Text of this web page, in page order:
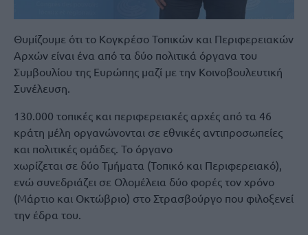
Θυμίζουμε ότι το Κογκρέσο Τοπικών και Περιφερειακών
Αρχών είναι ένα από τα δύο πολιτικά όργανα του
Συμβουλίου της Ευρώπης μαζί με την Κοινοβουλευτική
Συνέλευση.
130.000 τοπικές και περιφερειακές αρχές από τα 46
κράτη μέλη οργανώνονται σε εθνικές αντιπροσωπείες
και πολιτικές ομάδες. Το όργανο
χωρίζεται σε δύο Τμήματα (Τοπικό και Περιφερειακό),
ενώ συνεδριάζει σε Ολομέλεια δύο φορές τον χρόνο
(Μάρτιο και Οκτώβριο) στο Στρασβούργο που φιλοξενεί
την έδρα του.